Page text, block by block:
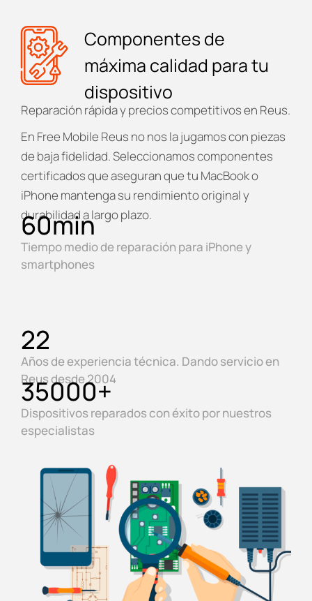
Componentes de
máxima calidad para tu
dispositivo
Reparación rápida y precios competitivos en Reus.
En Free Mobile Reus no nos la jugamos con piezas
de baja fidelidad. Seleccionamos componentes
certificados que aseguran que tu MacBook o
iPhone mantenga su rendimiento original y
durabilidad a largo plazo.
Tiempo medio de reparación para iPhone y
smartphones
60min
Años de experiencia técnica. Dando servicio en
Reus desde 2004
22
Dispositivos reparados con éxito por nuestros
especialistas
35000+